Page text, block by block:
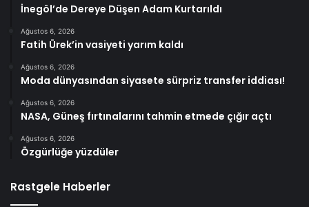
İnegöl’de Dereye Düşen Adam Kurtarıldı
Ağustos 6, 2026
Fatih Ürek’in vasiyeti yarım kaldı
Ağustos 6, 2026
Moda dünyasından siyasete sürpriz transfer iddiası!
Ağustos 6, 2026
NASA, Güneş fırtınalarını tahmin etmede çığır açtı
Ağustos 6, 2026
Özgürlüğe yüzdüler
Rastgele Haberler